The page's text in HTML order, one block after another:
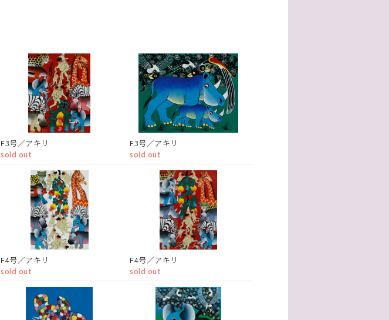
F3号／アキリ
sold out
F3号／アキリ
sold out
F4号／アキリ
sold out
F4号／アキリ
sold out